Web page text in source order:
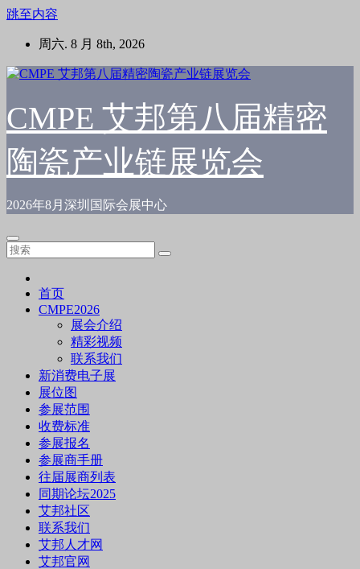
跳至内容
周六. 8 月 8th, 2026
CMPE 艾邦第八届精密
陶瓷产业链展览会
2026年8月深圳国际会展中心
首页
CMPE2026
展会介绍
精彩视频
联系我们
新消费电子展
展位图
参展范围
收费标准
参展报名
参展商手册
往届展商列表
同期论坛2025
艾邦社区
联系我们
艾邦人才网
艾邦官网